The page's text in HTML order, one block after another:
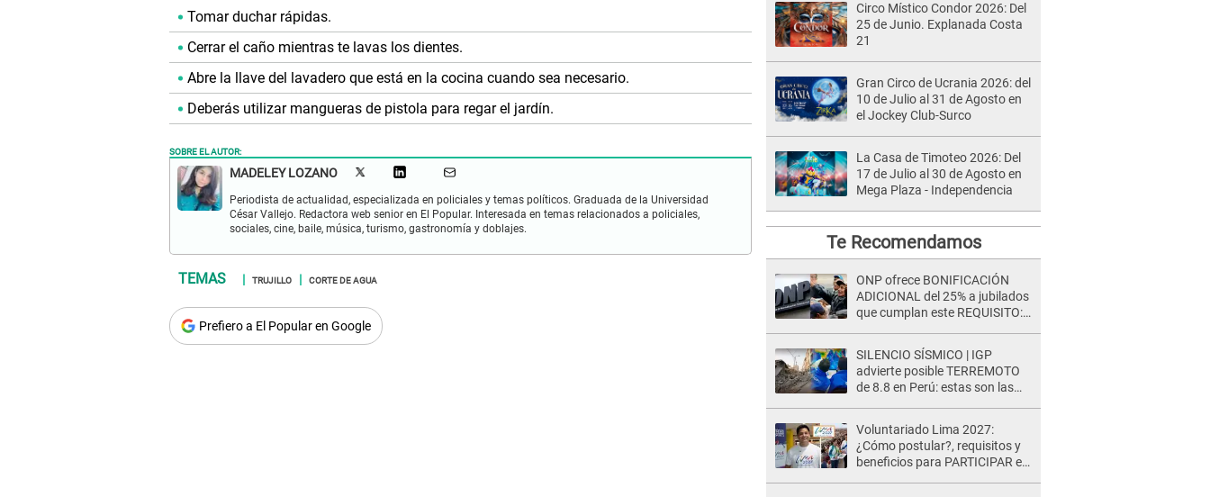
Tomar duchar rápidas.
Cerrar el caño mientras te lavas los dientes.
Abre la llave del lavadero que está en la cocina cuando sea necesario.
Deberás utilizar mangueras de pistola para regar el jardín.
SOBRE EL AUTOR:
MADELEY LOZANO
Periodista de actualidad, especializada en policiales y temas políticos. Graduada de la Universidad
César Vallejo. Redactora web senior en El Popular. Interesada en temas relacionados a policiales,
sociales, cine, baile, música, turismo, gastronomía y doblajes.
TRUJILLO CORTE DE AGUA
Prefiero a El Popular en Google
Circo Místico Condor 2026: Del
25 de Junio. Explanada Costa
21
Gran Circo de Ucrania 2026: del
10 de Julio al 31 de Agosto en
el Jockey Club-Surco
La Casa de Timoteo 2026: Del
17 de Julio al 30 de Agosto en
Mega Plaza - Independencia
Te Recomendamos
ONP ofrece BONIFICACIÓN
ADICIONAL del 25% a jubilados
que cumplan este REQUISITO:
SILENCIO SÍSMICO | IGP
advierte posible TERREMOTO
de 8.8 en Perú: estas son las
Voluntariado Lima 2027:
¿Cómo postular?, requisitos y
beneficios para PARTICIPAR en